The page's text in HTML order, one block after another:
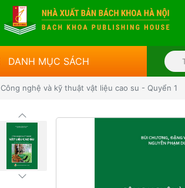
DANH MỤC SÁCH
Công nghệ và kỹ thuật vật liệu cao su - Quyển 1